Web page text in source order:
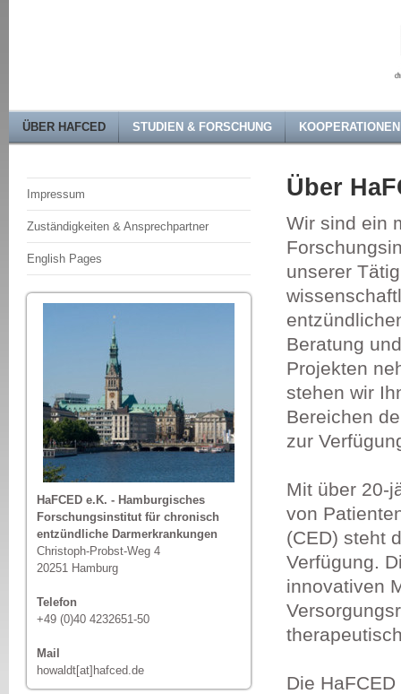
ÜBER HAFCED STUDIEN & FORSCHUNG
Impressum
Zuständigkeiten & Ansprechpartner
English Pages
HaFCED e.K. - Hamburgisches
Forschungsinstitut für chronisch
entzündliche Darmerkrankungen
Christoph-Probst-Weg 4
20251 Hamburg
Telefon
+49 (0)40 4232651-50
Mail
howaldt[at]hafced.de
Über
Wir sind ein
unserer
Beratung
Projekten
stehen wir
Bereichen
zur
Mit über 20-
von
(CED) steht
Verfügung.
innovativen
Die